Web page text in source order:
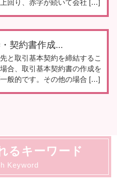
回り、赤字が続いて会社 […]
契約書作成...
と取引基本契約を締結するこ
合、取引基本契約書の作成を
般的です。その他の場合 […]
るキーワード
Keyword